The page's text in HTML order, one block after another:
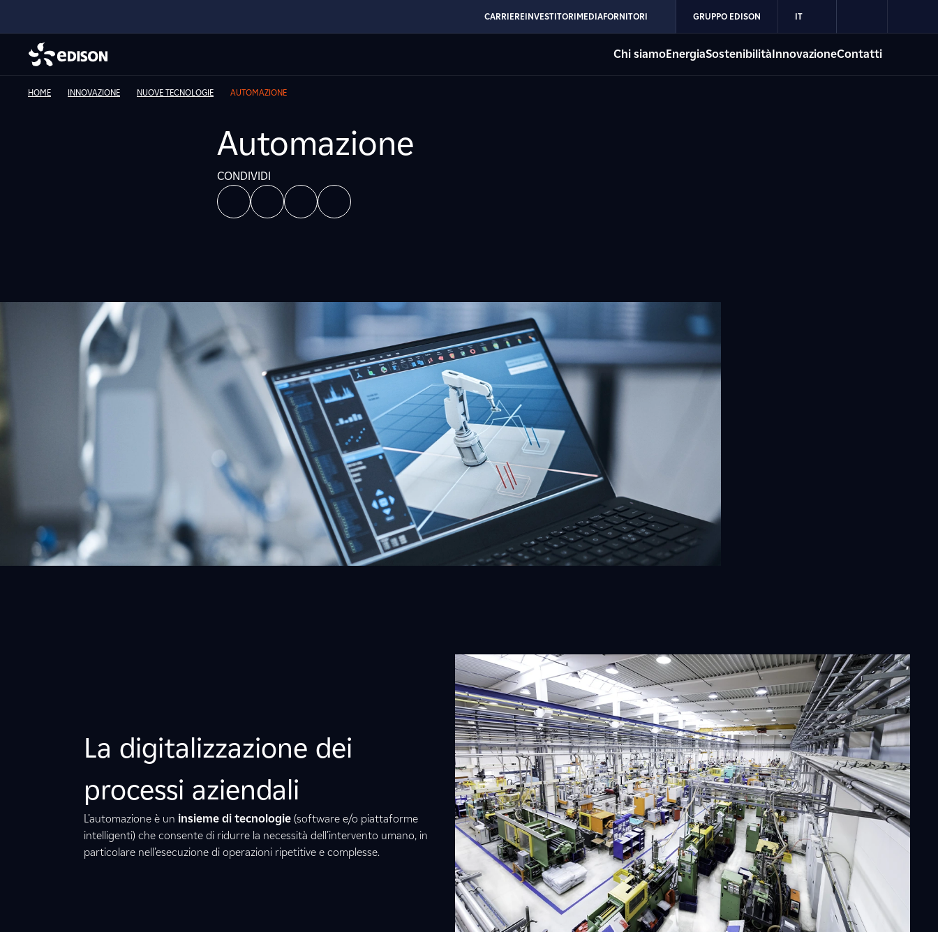
CARRIEREINVESTITORIMEDIAFORNITORI GRUPPO EDISON IT
Chi siamoEnergiaSostenibilitàInnovazioneContatti
HOME INNOVAZIONE NUOVE TECNOLOGIE AUTOMAZIONE
Automazione
CONDIVIDI
La digitalizzazione dei
processi aziendali
L’automazione è un insieme di tecnologie (software e/o piattaforme
intelligenti) che consente di ridurre la necessità dell’intervento umano, in
particolare nell’esecuzione di operazioni ripetitive e complesse.